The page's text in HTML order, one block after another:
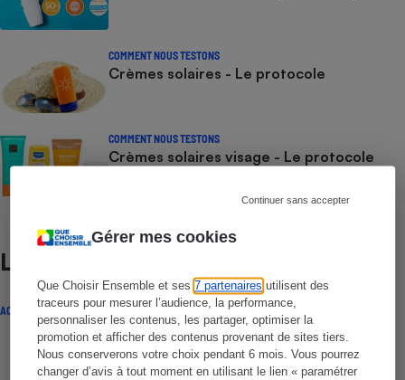
Gérer mes cookies
Que Choisir Ensemble et ses7 partenaires utilisent des
traceurs pour mesurer l’audience, la performance,
personnaliser les contenus, les partager, optimiser la
promotion et afficher des contenus provenant de sites tiers.
Nous conserverons votre choix pendant 6 mois. Vous pourrez
changer d’avis à tout moment en utilisant le lien « paramétrer
Continuer sans accepter
COMMENT NOUS TESTONS
Crèmes solaires - Le protocole
COMMENT NOUS TESTONS
Crèmes solaires visage - Le protocole
Lire aussi
ACTUALITÉ